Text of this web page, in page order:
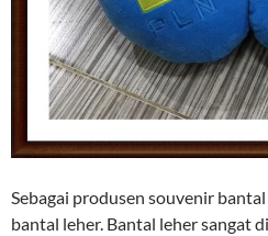
Sebagai produsen souvenir
bantal leher. Bantal leher sangat